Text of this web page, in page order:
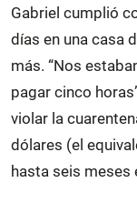
Gabriel cumplió
días en una casa
más. “Nos
pagar cinco
violar la
dólares (el
hasta seis meses